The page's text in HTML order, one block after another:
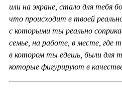
или на экране, стало для тебя
что происходит в твоей
с которыми ты реально
семье, на работе, в месте, где
в котором ты едешь, были для
которые фигурируют в